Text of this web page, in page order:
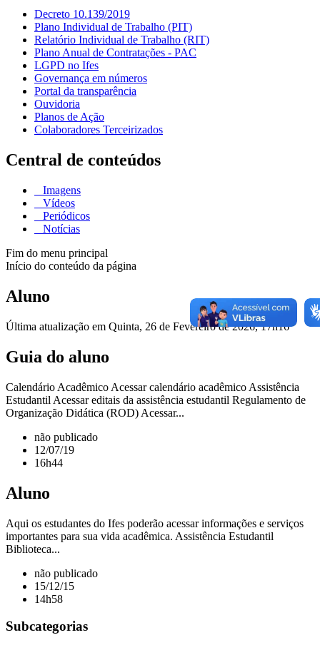
Decreto 10.139/2019
Plano Individual de Trabalho (PIT)
Relatório Individual de Trabalho (RIT)
Plano Anual de Contratações - PAC
LGPD no Ifes
Governança em números
Portal da transparência
Ouvidoria
Planos de Ação
Colaboradores Terceirizados
Central de conteúdos
Imagens
Vídeos
Periódicos
Notícias
Fim do menu principal
Início do conteúdo da página
Aluno
Última atualização em Quinta, 26 de Fevereiro de 2026, 17h16
Guia do aluno
Calendário Acadêmico Acessar calendário acadêmico Assistência
Estudantil Acessar editais da assistência estudantil Regulamento de
Organização Didática (ROD) Acessar...
não publicado
12/07/19
16h44
Aluno
Aqui os estudantes do Ifes poderão acessar informações e serviços
importantes para sua vida acadêmica. Assistência Estudantil
Biblioteca...
não publicado
15/12/15
14h58
Subcategorias